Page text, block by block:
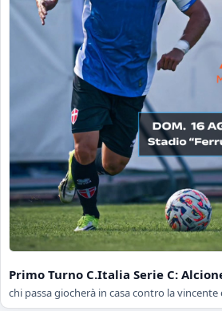
Primo Turno C.Italia Serie C:
chi passa giocherà in casa contro la